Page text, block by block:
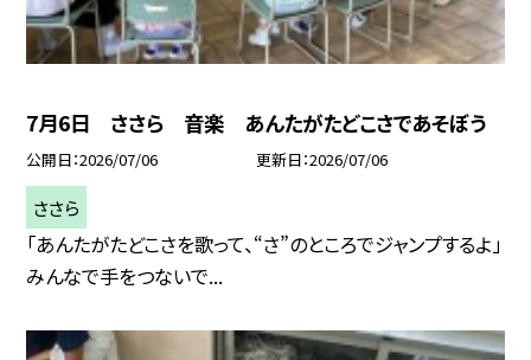
7月6日 ささら 音楽 あんたがたどこさであそぼう
公開日 2026/07/06 更新日 2026/07/06
ささら
「あんたがたどこさを歌って、“さ”のところでジャンプするよ」
みんなで手をつないで...